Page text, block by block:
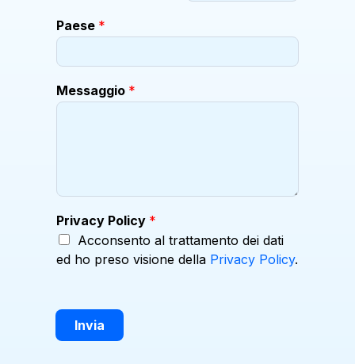
Paese *
Messaggio *
Privacy Policy *
Acconsento al trattamento dei dati
ed ho preso visione della Privacy Policy.
Invia